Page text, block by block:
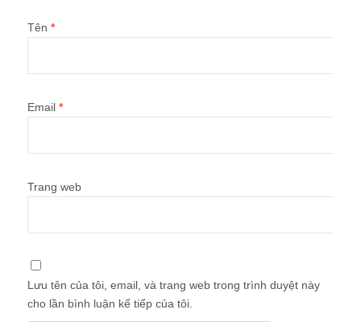
Tên *
Email *
Trang web
Lưu tên của tôi, email, và trang web trong trình duyệt này
cho lần bình luận kế tiếp của tôi.